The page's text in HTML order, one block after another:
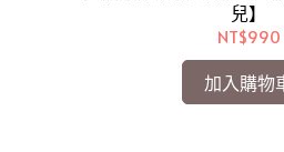
兒】
NT$990
加入購物